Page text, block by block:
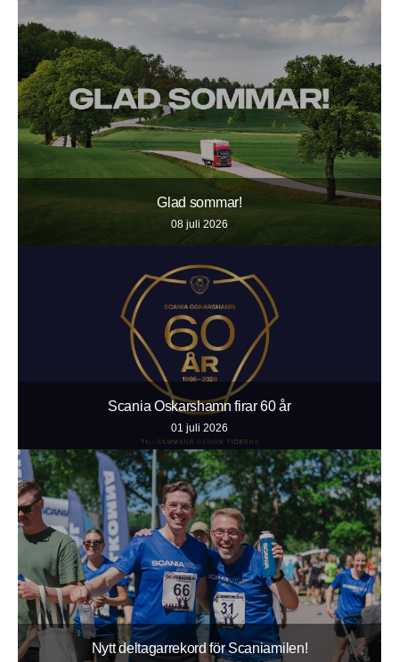
Glad sommar!
08 juli 2026
Scania Oskarshamn firar 60 år
01 juli 2026
Nytt deltagarrekord för Scaniamilen!